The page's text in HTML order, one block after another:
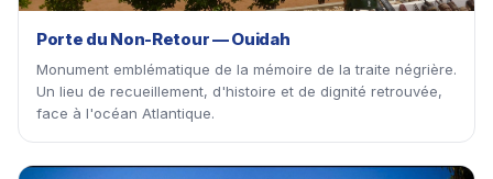
Porte du Non-Retour — Ouidah
Monument emblématique de la mémoire de la traite négrière.
Un lieu de recueillement, d'histoire et de dignité retrouvée,
face à l'océan Atlantique.